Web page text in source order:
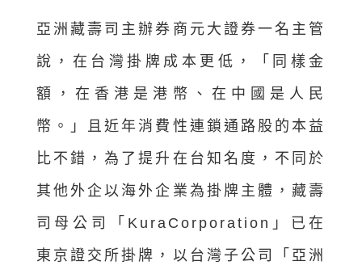
亞洲藏壽司主辦券商元大證券一名主管
說，在台灣掛牌成本更低，「同樣金
額，在香港是港幣、在中國是人民
幣。」且近年消費性連鎖通路股的本益
比不錯，為了提升在台知名度，不同於
其他外企以海外企業為掛牌主體，藏壽
司母公司「KuraCorporation」已在
東京證交所掛牌，以台灣子公司「亞洲